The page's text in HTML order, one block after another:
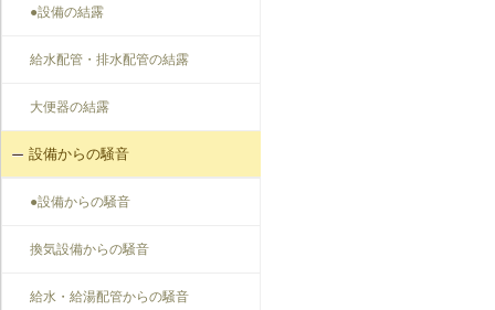
●設備の結露
給水配管・排水配管の結露
大便器の結露
設備からの騒音
●設備からの騒音
換気設備からの騒音
給水・給湯配管からの騒音